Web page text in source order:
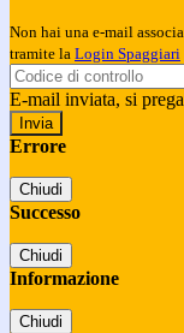
Non hai una e-mail
tramite la Login Spaggiari
E-mail inviata, si
Errore
Chiudi
Successo
Chiudi
Informazione
Chiudi